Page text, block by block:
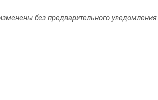
без предварительного уведомления.